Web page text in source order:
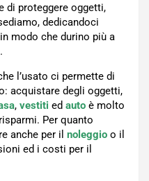
di proteggere oggetti,
dedicandoci
modo che durino più a
l’usato ci permette di
acquistare degli oggetti,
, vestiti ed auto è molto
Per quanto
anche per il noleggio o il
ed i costi per il